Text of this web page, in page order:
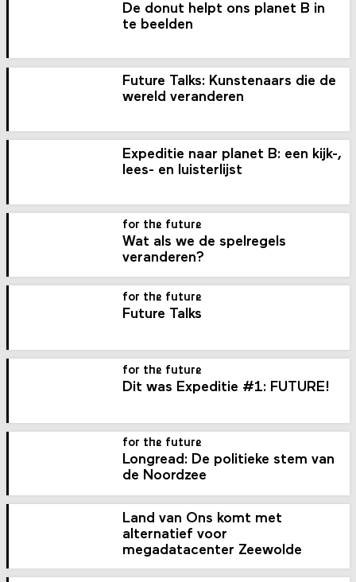
De donut helpt ons planet B in
te beelden
Future Talks: Kunstenaars die de
wereld veranderen
Expeditie naar planet B: een kijk-,
lees- en luisterlijst
for the future
Wat als we de spelregels
veranderen?
for the future
Future Talks
for the future
Dit was Expeditie #1: FUTURE!
for the future
Longread: De politieke stem van
de Noordzee
Land van Ons komt met
alternatief voor
megadatacenter Zeewolde